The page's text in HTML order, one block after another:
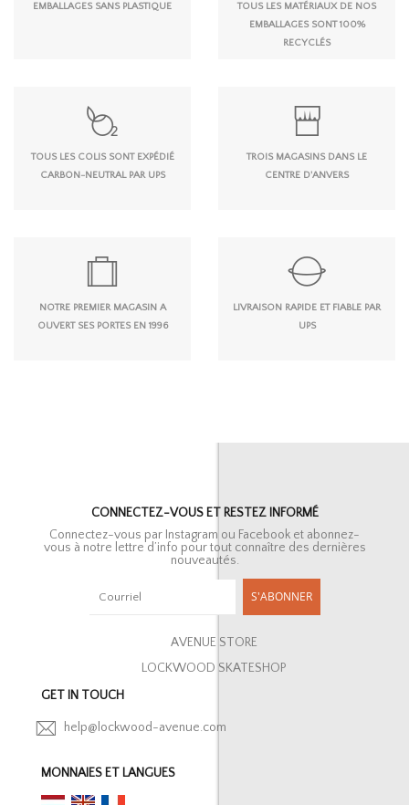
EMBALLAGES SANS PLASTIQUE
TOUS LES MATÉRIAUX DE NOS
EMBALLAGES SONT 100%
RECYCLÉS
TOUS LES COLIS SONT EXPÉDIÉ
CARBON-NEUTRAL PAR UPS
TROIS MAGASINS DANS LE
CENTRE D'ANVERS
NOTRE PREMIER MAGASIN A
OUVERT SES PORTES EN 1996
LIVRAISON RAPIDE ET FIABLE PAR
UPS
CONNECTEZ-VOUS ET RESTEZ INFORMÉ
Connectez-vous par Instagram ou Facebook et abonnez-
vous à notre lettre d’info pour tout connaître des dernières
nouveautés.
S'ABONNER
AVENUE STORE
LOCKWOOD SKATESHOP
GET IN TOUCH
help@lockwood-avenue.com
MONNAIES ET LANGUES